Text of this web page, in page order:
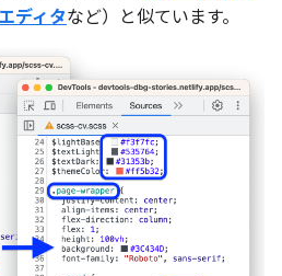
ディタなど）と似ています。